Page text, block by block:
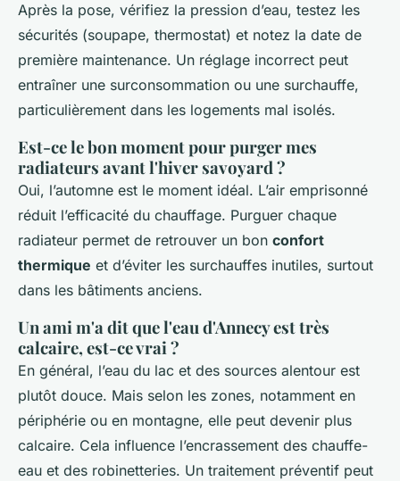
Après la pose, vérifiez la pression d’eau, testez les
sécurités (soupape, thermostat) et notez la date de
première maintenance. Un réglage incorrect peut
entraîner une surconsommation ou une surchauffe,
particulièrement dans les logements mal isolés.
Est-ce le bon moment pour purger mes
radiateurs avant l'hiver savoyard ?
Oui, l’automne est le moment idéal. L’air emprisonné
réduit l’efficacité du chauffage. Purguer chaque
radiateur permet de retrouver un bon confort
thermique et d’éviter les surchauffes inutiles, surtout
dans les bâtiments anciens.
Un ami m'a dit que l'eau d'Annecy est très
calcaire, est-ce vrai ?
En général, l’eau du lac et des sources alentour est
plutôt douce. Mais selon les zones, notamment en
périphérie ou en montagne, elle peut devenir plus
calcaire. Cela influence l’encrassement des chauffe-
eau et des robinetteries. Un traitement préventif peut